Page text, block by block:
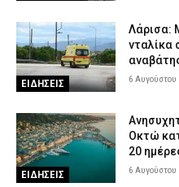
ΕΙΔΗΣΕΙΣ
Λάρισα:
νταλίκα
6 Αυγούστου
ΕΙΔΗΣΕΙΣ
Οκτώ
20
6 Αυγούστου